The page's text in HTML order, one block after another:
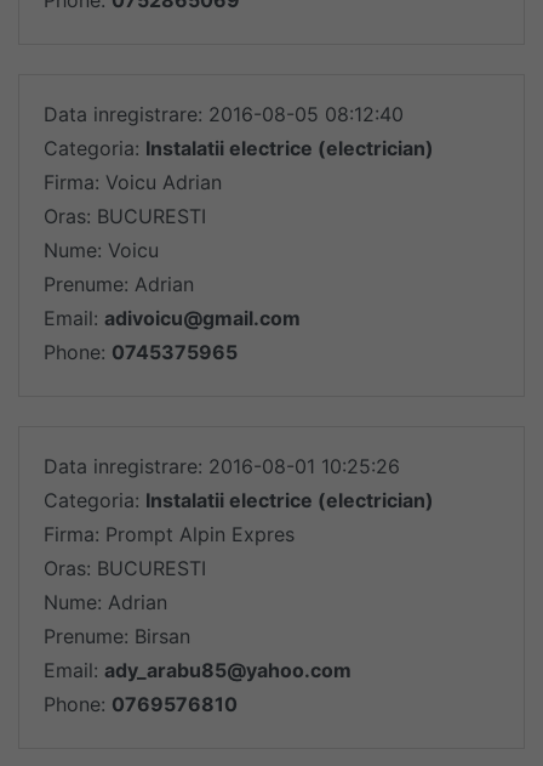
Data inregistrare: 2016-08-05 08:12:40
Categoria: Instalatii electrice (electrician)
Firma: Voicu Adrian
Oras: BUCURESTI
Nume: Voicu
Prenume: Adrian
Email: adivoicu@gmail.com
Phone: 0745375965
Data inregistrare: 2016-08-01 10:25:26
Categoria: Instalatii electrice (electrician)
Firma: Prompt Alpin Expres
Oras: BUCURESTI
Nume: Adrian
Prenume: Birsan
Email: ady_arabu85@yahoo.com
Phone: 0769576810